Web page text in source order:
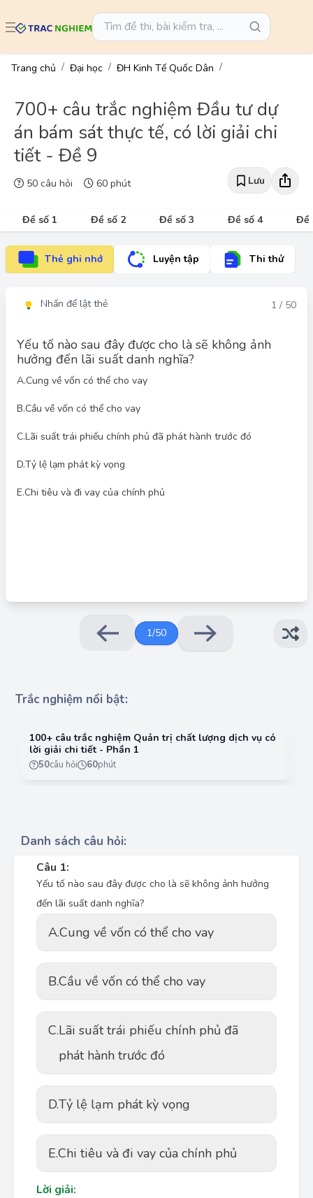
Trang chủ Đại học ĐH Kinh Tế Quốc Dân
700+ câu trắc nghiệm Đầu tư dự
án bám sát thực tế, có lời giải chi
tiết - Đề 9
50 câu hỏi 60 phút Lưu
Đề số 1 Đề số 2 Đề số 3 Đề số 4 Đề
Thẻ ghi nhớ Luyện tập Thi thử
Nhấn để lật thẻ 1 / 50
Yếu tố nào sau đây được cho là sẽ không ảnh
hưởng đến lãi suất danh nghĩa?
A.Cung về vốn có thể cho vay
B.Cầu về vốn có thể cho vay
C.Lãi suất trái phiếu chính phủ đã phát hành trước đó
D.Tỷ lệ lạm phát kỳ vọng
E.Chi tiêu và đi vay của chính phủ
cung và cầu vốn cho vay, tỷ lệ lạm phát kỳ vọng và chính sách
tài khóa của chính phủ (chi tiêu và đi vay). Tuy nhiên, lãi suất
của các trái phiếu chính phủ đã phát hành trước đó (C) không
trực tiếp ảnh hưởng đến lãi suất danh nghĩa hiện tại. Lãi suất
trường ở thời điểm phát hành, nhưng không tác động trực tiếp
1/50
Trắc nghiệm nổi bật:
100+ câu trắc nghiệm Quản trị chất lượng dịch vụ có
lời giải chi tiết - Phần 1
50câu hỏi 60phút
Danh sách câu hỏi:
Câu 1:
Yếu tố nào sau đây được cho là sẽ không ảnh hưởng
đến lãi suất danh nghĩa?
A.Cung về vốn có thể cho vay
B.Cầu về vốn có thể cho vay
C.Lãi suất trái phiếu chính phủ đã
phát hành trước đó
D.Tỷ lệ lạm phát kỳ vọng
E.Chi tiêu và đi vay của chính phủ
Lời giải: